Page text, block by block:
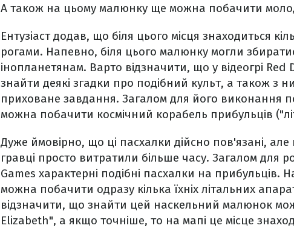
А також на цьому малюнку ще можна побачити
Ентузіаст додав, що біля цього місця знаходиться
рогами. Напевно, біля цього малюнку могли
інопланетянам. Варто відзначити, що у відеогрі
знайти деякі згадки про подібний культ, а також з
приховане завдання. Загалом для його виконання
можна побачити космічний корабель прибульців
Дуже ймовірно, що ці пасхалки дійсно пов'язані,
гравці просто витратили більше часу. Загалом для
Games характерні подібні пасхалки на
можна побачити одразу кілька їхніх літальних
відзначити, що знайти цей наскельний малюнок
Elizabeth", а якщо точніше, то на мапі це місце